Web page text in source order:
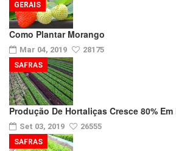
Como Plantar Morango
Mar 04, 2019 28175
GERAIS
Produção De Hortaliças Cresce 80%
Set 03, 2019 26555
SAFRAS
SAFRAS